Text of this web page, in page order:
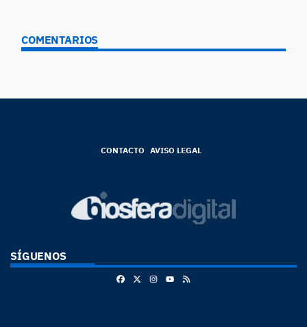
COMENTARIOS
CONTACTO AVISO LEGAL
SÍGUENOS
FacebookInstagram